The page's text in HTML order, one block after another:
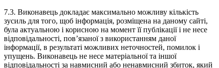
7.3. Виконавець докладає максимально можливу кількість
зусиль для того, щоб інформація, розміщена на даному сайті,
була актуальною і корисною на момент її публікації і не несе
відповідальності, пов’язаної з використанням даної
інформації, в результаті можливих неточностей, помилок і
упущень. Виконавець не несе матеріальної та іншої
відповідальності за навмисний або ненавмисний збиток, який